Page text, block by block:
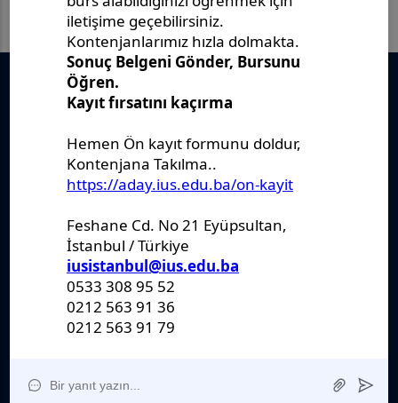
Önemli Belgeler
Stratejik Plan
Yönetmelikler
Kanunlar
Kararlar
Raporlar